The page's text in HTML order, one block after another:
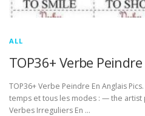
ALL
TOP36+ Verbe
TOP36+ Verbe Peindre En Anglais
temps et tous les modes : — the
Verbes Irreguliers En …